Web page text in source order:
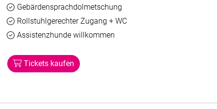
Barrierefreiheit
Gebärdensprachdolmetschung
Rollstuhlgerechter Zugang + WCVerfügbar
Assistenzhunde willkommen
Tickets kaufen